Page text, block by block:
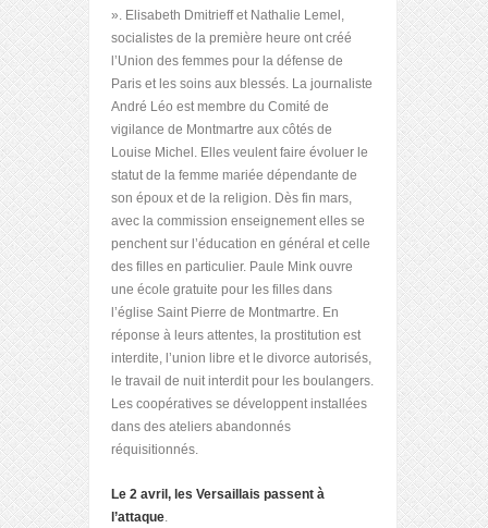
». Elisabeth Dmitrieff et Nathalie Lemel,
socialistes de la première heure ont créé
l’Union des femmes pour la défense de
Paris et les soins aux blessés. La journaliste
André Léo est membre du Comité de
vigilance de Montmartre aux côtés de
Louise Michel. Elles veulent faire évoluer le
statut de la femme mariée dépendante de
son époux et de la religion. Dès fin mars,
avec la commission enseignement elles se
penchent sur l’éducation en général et celle
des filles en particulier. Paule Mink ouvre
une école gratuite pour les filles dans
l’église Saint Pierre de Montmartre. En
réponse à leurs attentes, la prostitution est
interdite, l’union libre et le divorce autorisés,
le travail de nuit interdit pour les boulangers.
Les coopératives se développent installées
dans des ateliers abandonnés
réquisitionnés.
Le 2 avril, les Versaillais passent à
l’attaque.